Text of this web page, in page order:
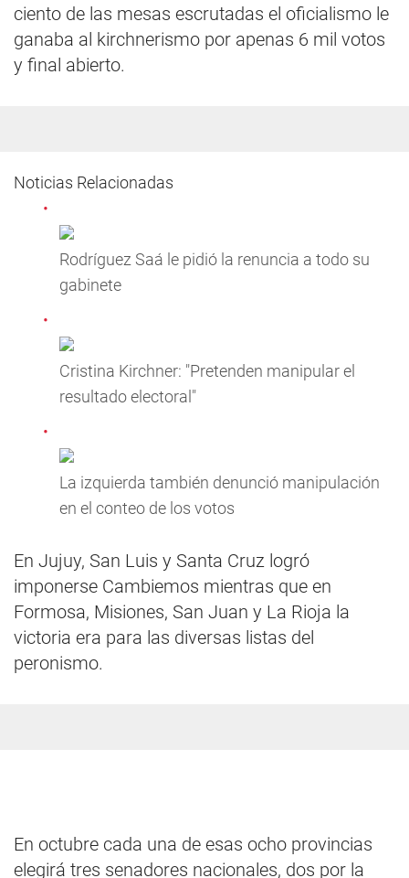
ciento de las mesas escrutadas el oficialismo le
ganaba al kirchnerismo por apenas 6 mil votos
y final abierto.
Noticias Relacionadas
Rodríguez Saá le pidió la renuncia a todo su
gabinete
Cristina Kirchner: "Pretenden manipular el
resultado electoral"
La izquierda también denunció manipulación
en el conteo de los votos
En Jujuy, San Luis y Santa Cruz logró
imponerse Cambiemos mientras que en
Formosa, Misiones, San Juan y La Rioja la
victoria era para las diversas listas del
peronismo.
En octubre cada una de esas ocho provincias
elegirá tres senadores nacionales, dos por la